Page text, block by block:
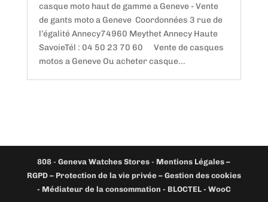
casque moto haut de gamme a Geneve - Vente
de gants moto a Geneve Coordonnées 3 rue de
l’égalité Annecy74960 Meythet Annecy Haute
SavoieTél : 04 50 23 70 60 Vente de casques
motos a Geneve Ou acheter casque...
808 -Geneva Watches Stores - Mentions Légales –
RGPD – Protection de la vie privée – Gestion des cookies
- Médiateur de la consommation - BLOCTEL - WooC